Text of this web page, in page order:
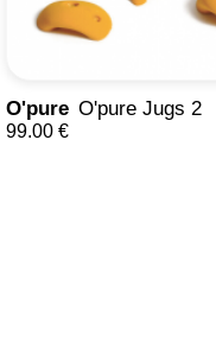
O'pure O'pure Jugs 2
99.00 €